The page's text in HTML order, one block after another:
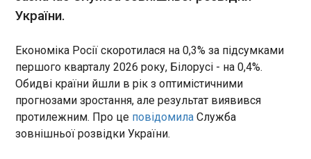
Сили оборони України за минулу добу вбили та
поранили 1150 російських окупантів. Про це
бойові втрати противника з 24.02.22 по 15.05.26
орієнтовно склали:
ЧИТАТЬ
В прикордонних районах Латвії розіслали
України.
Економіка Росії скоротилася на 0,3% за підсумками
першого кварталу 2026 року, Білорусі - на 0,4%.
Обидві країни йшли в рік з оптимістичними
прогнозами зростання, але результат виявився
протилежним. Про це повідомила Служба
зовнішньої розвідки України.